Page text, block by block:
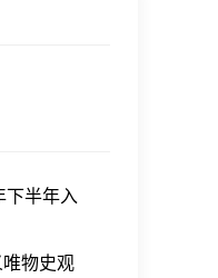
下半年入
物史观